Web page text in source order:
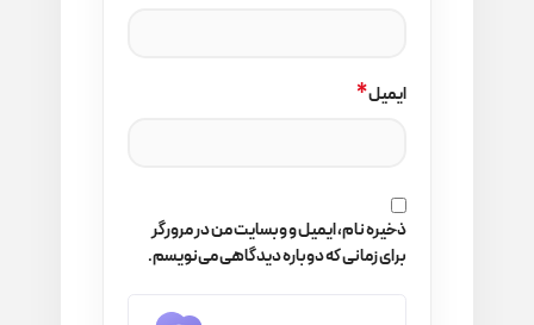
ایمیل*
ذخیره نام، ایمیل و وبسایت من در مرورگر
برای زمانی که دوباره دیدگاهی می‌نویسم.